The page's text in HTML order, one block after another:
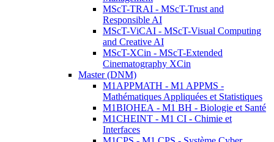
MScT-TRAI - MScT-Trust and
Responsible AI
MScT-ViCAI - MScT-Visual Computing
and Creative AI
MScT-XCin - MScT-Extended
Cinematography XCin
Master (DNM)
M1APPMATH - M1 APPMS -
Mathématiques Appliquées et Statistiques
M1BIOHEA - M1 BH - Biologie et Santé
M1CHEINT - M1 CI - Chimie et
Interfaces